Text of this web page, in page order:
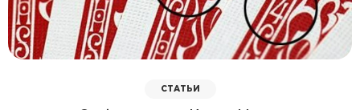
СТАТЬИ